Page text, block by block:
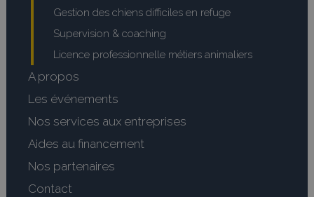
Gestion des chiens difficiles en refuge
Supervision & coaching
Licence professionnelle métiers animaliers
A propos
Les événements
Nos services aux entreprises
Aides au financement
Nos partenaires
Contact